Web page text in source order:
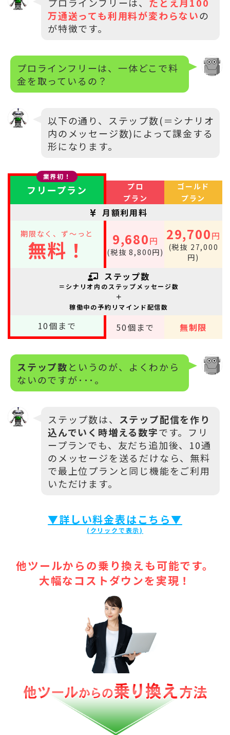
万通送っても利用料が変わらないの
が特徴です。
プロラインフリーは、一体どこで料
金を取っているの？
以下の通り、ステップ数(＝シナリオ
内のメッセージ数)によって課金する
形になります。
業界初！
フリープラン
プロ
プラン
ゴールド
プラン
月額利用料
期限なく、ず～っと
無料！ 9,680円
(税抜 8,800円)
29,700円
(税抜 27,000
円)
ステップ数
＝シナリオ内のステップメッセージ数
＋
稼働中の予約リマインド配信数
10個まで 50個まで 無制限
ステップ数というのが、よくわから
ないのですが･･･。
ステップ数は、 ステップ配信を作り
込んでいく時増える数字です。フリ
ープランでも、友だち追加後、10通
のメッセージを送るだけなら、無料
で最上位プランと同じ機能をご利用
いただけます。
▼詳しい料金表はこちら▼
他ツールからの乗り換えも可能です。
大幅なコストダウンを実現！